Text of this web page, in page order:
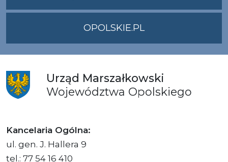
OPOLSKIE.PL
Urząd Marszałkowski
Województwa Opolskiego
Kancelaria Ogólna:
ul. gen. J. Hallera 9
tel.: 77 54 16 410